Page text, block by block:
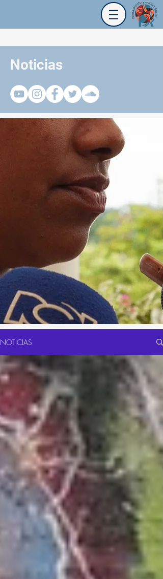
Noticias
NOTICIAS